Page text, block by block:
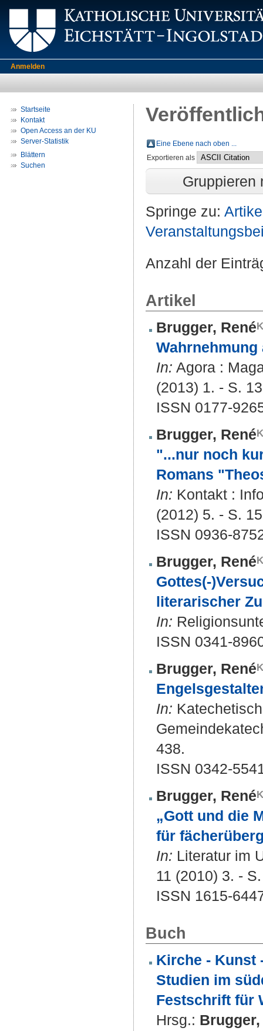
Anmelden
Startseite
Kontakt
Open Access an der KU
Server-Statistik
Blättern
Suchen
Eine Ebene nach oben ...
Exportieren als
Gruppieren
Springe zu:
Anzahl der
Artikel
Brugger, René
In: Agora :
(2013) 1. - S.
ISSN 0177-
Brugger, René
"...nur noch
Romans
In: Kontakt :
(2012) 5. - S.
ISSN 0936-
Brugger, René
Gottes(-
literarischer
In:
ISSN 0341-
Brugger, René
In:
438.
ISSN 0342-
Brugger, René
„Gott und die
für
In: Literatur im
11 (2010) 3. -
ISSN 1615-
Buch
Kirche - Kunst
Studien im
Festschrift für
Hrsg.: Brugger,